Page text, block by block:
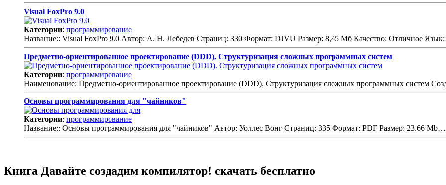
Visual FoxPro 9.0
Категории: программирование
Название:: Visual FoxPro 9.0 Автор: А. Н. Лебедев Страниц: 330 Формат: DJVU Размер: 8,45 Мб Качество: Отличное
Предметно-ориентированное проектирование (DDD). Структуризация сложных программных систем
Категории: программирование
Наименование: Предметно-ориентированное проектирование (DDD). Структуризация сложных программных систем
Основы программирования для "чайников"
Категории: программирование
Название:: Основы программирования для "чайников" Автор: Уоллес Вонг Страниц: 335 Формат: PDF Размер: 23.66 Mb…
Книга Давайте создадим компилятор! скачать бесплатно